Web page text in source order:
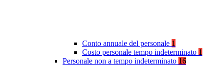
Conto annuale del personale 1
Costo personale tempo indeterminato 1
Personale non a tempo indeterminato 16